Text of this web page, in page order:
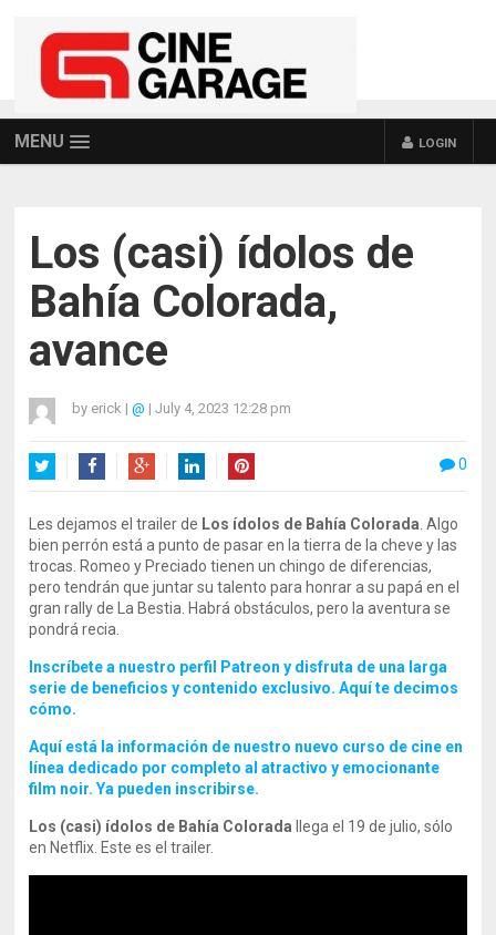
MENU LOGIN
Los (casi) ídolos de
Bahía Colorada,
avance
by erick | @ | July 4, 2023 12:28 pm
0
Les dejamos el trailer de Los ídolos de Bahía Colorada . Algo
bien perrón está a punto de pasar en la tierra de la cheve y las
trocas. Romeo y Preciado tienen un chingo de diferencias,
pero tendrán que juntar su talento para honrar a su papá en el
gran rally de La Bestia. Habrá obstáculos, pero la aventura se
pondrá recia.
Inscríbete a nuestro perfil Patreon y disfruta de una larga
serie de beneficios y contenido exclusivo. Aquí te decimos
cómo.
Aquí está la información de nuestro nuevo curso de cine en
línea dedicado por completo al atractivo y emocionante
film noir. Ya pueden inscribirse.
Los (casi) ídolos de Bahía Colorada llega el 19 de julio, sólo
en Netflix. Este es el trailer.